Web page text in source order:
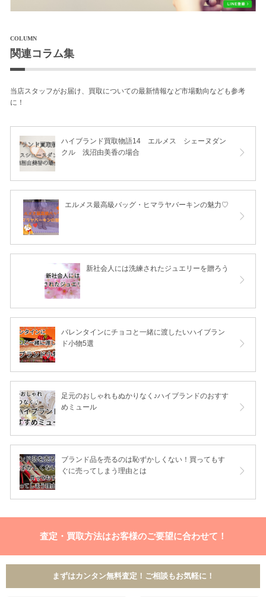
COLUMN
関連コラム集
当店スタッフがお届け、買取についての最新情報など市場動向なども参考
に！
ハイブランド買取物語14 エルメス シェーヌダン
クル 浅沼由美香の場合
エルメス最高級バッグ・ヒマラヤバーキンの魅力♡
新社会人には洗練されたジュエリーを贈ろう
バレンタインにチョコと一緒に渡したいハイブラン
ド小物5選
足元のおしゃれもぬかりなく♪ハイブランドのおすす
めミュール
ブランド品を売るのは恥ずかしくない！買ってもす
ぐに売ってしまう理由とは
査定・買取方法はお客様のご要望に合わせて！
まずはカンタン無料査定！ご相談もお気軽に！